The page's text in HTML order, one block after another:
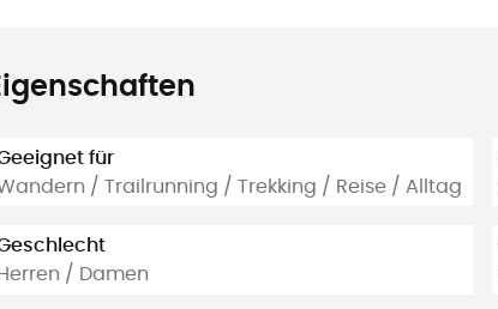
für
/ Trailrunning / Trekking / Reise / Alltag
Herren / Damen